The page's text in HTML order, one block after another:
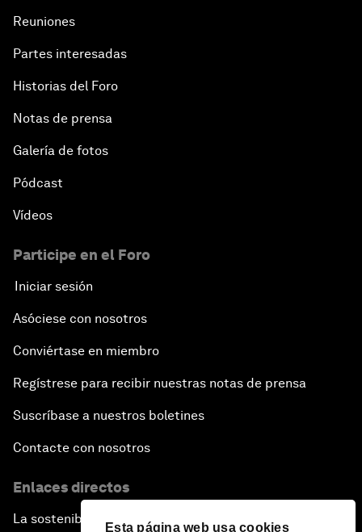
Esta página web usa cookies
Reuniones
Partes interesadas
Historias del Foro
Notas de prensa
Galería de fotos
Pódcast
Vídeos
Participe en el Foro
Iniciar sesión
Asóciese con nosotros
Conviértase en miembro
Regístrese para recibir nuestras notas de prensa
Suscríbase a nuestros boletines
Contacte con nosotros
Enlaces directos
La sostenibilidad en el Foro